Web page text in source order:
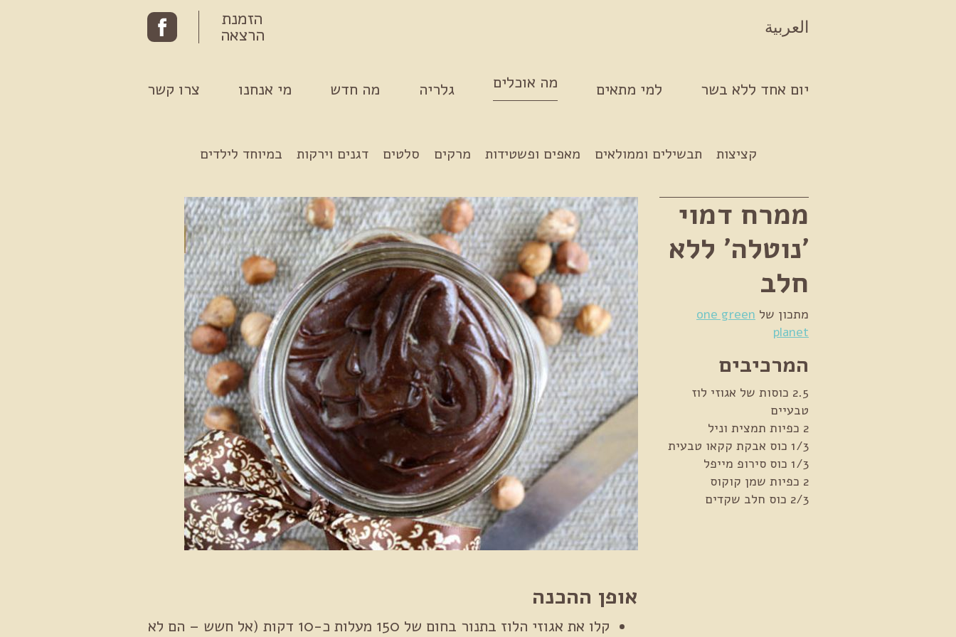
العربية הזמנת
הרצאה
יום אחד ללא בשר למי מתאים מה אוכלים גלריה מה חדש מי אנחנו צרו קשר
קציצות תבשילים וממולאים מאפים ופשטידות מרקים סלטים דגנים וירקות במיוחד לילדים
ממרח דמוי
'נוטלה' ללא
חלב
מתכון של one green
planet
המרכיבים
2.5 כוסות של אגוזי לוז
טבעיים
2 כפיות תמצית וניל
1/3 כוס אבקת קקאו טבעית
1/3 כוס סירופ מייפל
2 כפיות שמן קוקוס
2/3 כוס חלב שקדים
אופן ההכנה
קלו את אגוזי הלוז בתנור בחום של 150 מעלות כ-10 דקות (אל חשש – הם לא